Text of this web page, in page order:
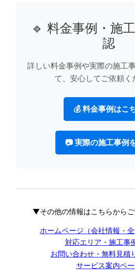
🔹 料金事例・施
認
詳しい料金事例や実際の施工
て、安心してご依頼く
💰 料金事例はこ
📷 実際の施工事例
▼その他の情報はこちらから
ホームページ（会社情報・全
対応エリア・施工事
お問い合わせ・無料見積
サービス案内ペ